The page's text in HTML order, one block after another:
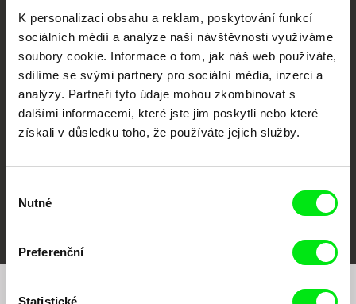
K personalizaci obsahu a reklam, poskytování funkcí
sociálních médií a analýze naší návštěvnosti využíváme
soubory cookie. Informace o tom, jak náš web používáte,
sdílíme se svými partnery pro sociální média, inzerci a
analýzy. Partneři tyto údaje mohou zkombinovat s
dalšími informacemi, které jste jim poskytli nebo které
získali v důsledku toho, že používáte jejich služby.
souhlasu
Nutné
Preferenční
Statistické
CPH:DOX Doclisboa
Millennium Docs
DOK Leipzig